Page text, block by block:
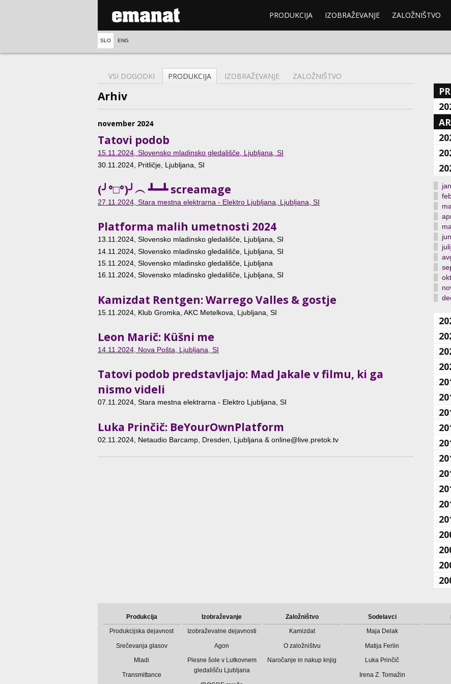
PRODUKCIJA IZOBRAŽEVANJE ZALOŽNIŠTVO
SLO ENG
VSI DOGODKI PRODUKCIJA IZOBRAŽEVANJE ZALOŽNIŠTVO
Arhiv
november 2024
Tatovi podob
15.11.2024, Slovensko mladinsko gledališče, Ljubljana, SI
30.11.2024 , Pritličje, Ljubljana, SI
(╯°□°)╯︵ ┻━┻ screamage
27.11.2024 , Stara mestna elektrarna - Elektro Ljubljana, Ljubljana, SI
Platforma malih umetnosti 2024
13.11.2024, Slovensko mladinsko gledališče, Ljubljana, SI
14.11.2024 , Slovensko mladinsko gledališče, Ljubljana, SI
15.11.2024 , Slovensko mladinsko gledališče, Ljubljana
16.11.2024, Slovensko mladinsko gledališče, Ljubljana, SI
Kamizdat Rentgen: Warrego Valles & gostje
15.11.2024 , Klub Gromka, AKC Metelkova, Ljubljana, SI
Leon Marič: Küšni me
14.11.2024 , Nova Pošta, Ljubljana, SI
Tatovi podob predstavljajo: Mad Jakale v filmu, ki ga
nismo videli
07.11.2024, Stara mestna elektrarna - Elektro Ljubljana, SI
Luka Prinčič: BeYourOwnPlatform
02.11.2024 , Netaudio Barcamp, Dresden, Ljubljana & online@live.pretok.tv
Produkcija
Produkcijska dejavnost
Srečevanja glasov
Mladi
Transmittance
Izobraževanje
Izobraževalne dejavnosti
Agon
Plesne šole v Lutkovnem
gledališču Ljubljana
Založništvo
Kamizdat
O založništvu
Naročanje in nakup knjig
Sodelavci
Maja Delak
Matija Ferlin
Luka Prinčič
Irena Z. Tomažin